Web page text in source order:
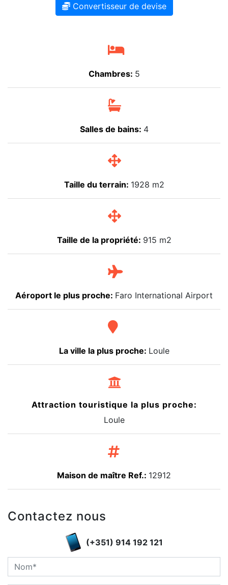
Convertisseur de devise
Chambres: 5
Salles de bains: 4
Taille du terrain: 1928 m2
Taille de la propriété: 915 m2
Aéroport le plus proche: Faro International Airport
La ville la plus proche: Loule
Attraction touristique la plus proche:
Loule
Maison de maître Ref.: 12912
Contactez nous
(+351) 914 192 121